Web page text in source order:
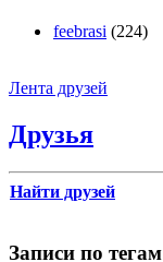
feebrasi (224)
Лента друзей
Друзья
Найти друзей
Записи по тегам